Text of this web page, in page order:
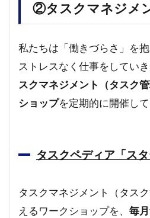
②タスクマネジメ
私たちは「働きづらさ」を
ストレスなく仕事をしていき
スクマネジメント（タスク
ショップを定期的に開催して
タスクペディア「ス
タスクマネジメント（タス
えるワークショップを、 毎